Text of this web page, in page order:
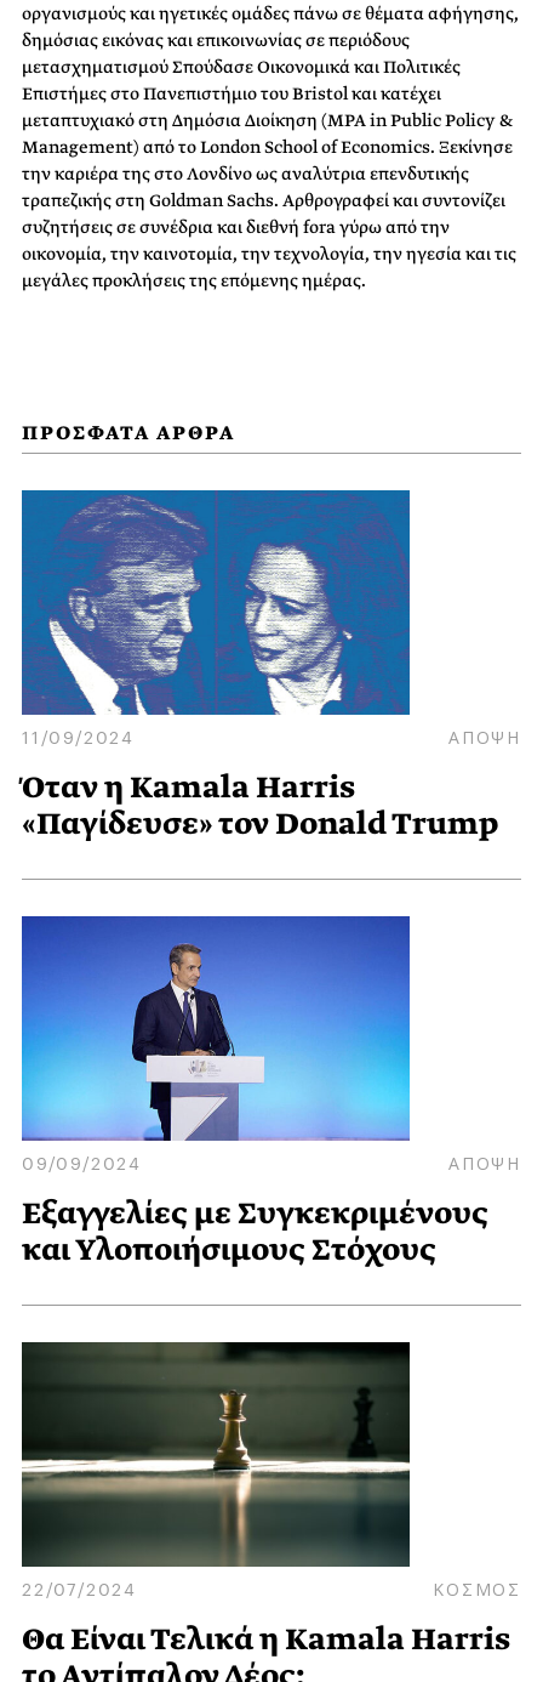
οργανισμούς και ηγετικές ομάδες πάνω σε θέματα αφήγησης,
δημόσιας εικόνας και επικοινωνίας σε περιόδους
μετασχηματισμού Σπούδασε Οικονομικά και Πολιτικές
Επιστήμες στο Πανεπιστήμιο του Bristol και κατέχει
μεταπτυχιακό στη Δημόσια Διοίκηση (MPA in Public Policy &
Management) από το London School of Economics. Ξεκίνησε
την καριέρα της στο Λονδίνο ως αναλύτρια επενδυτικής
τραπεζικής στη Goldman Sachs. Αρθρογραφεί και συντονίζει
συζητήσεις σε συνέδρια και διεθνή fora γύρω από την
οικονομία, την καινοτομία, την τεχνολογία, την ηγεσία και τις
μεγάλες προκλήσεις της επόμενης ημέρας.
ΠΡΟΣΦΑΤΑ ΑΡΘΡΑ
11/09/2024 ΑΠΟΨΗ
Όταν η Kamala Harris
«Παγίδευσε» τον Donald Trump
09/09/2024 ΑΠΟΨΗ
Εξαγγελίες με Συγκεκριμένους
και Υλοποιήσιμους Στόχους
22/07/2024 ΚΟΣΜΟΣ
Θα Είναι Τελικά η Kamala Harris